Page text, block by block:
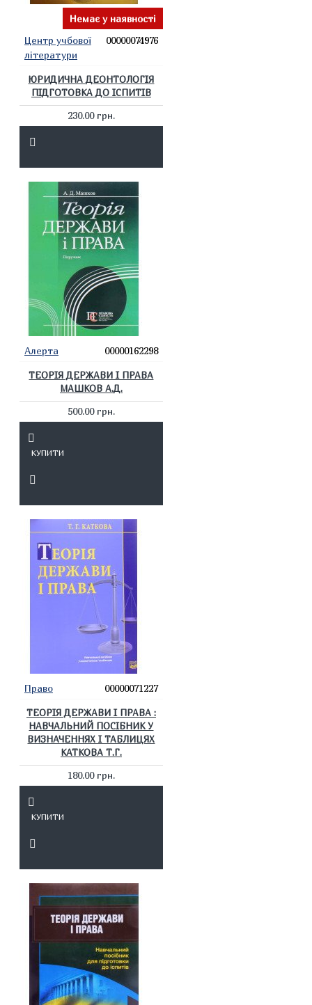
Немає у наявності
Центр учбової
літератури
00000074976
ЮРИДИЧНА ДЕОНТОЛОГІЯ
ПІДГОТОВКА ДО ІСПИТІВ
230.00 грн.
Алерта 00000162298
ТЕОРІЯ ДЕРЖАВИ І ПРАВА
МАШКОВ А.Д.
500.00 грн.
КУПИТИ
Право 00000071227
ТЕОРІЯ ДЕРЖАВИ І ПРАВА :
НАВЧАЛЬНИЙ ПОСІБНИК У
ВИЗНАЧЕННЯХ І ТАБЛИЦЯХ
КАТКОВА Т.Г.
180.00 грн.
КУПИТИ